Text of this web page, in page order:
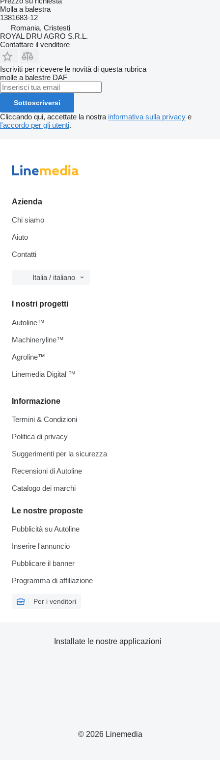
Molla a balestra
1381683-12
Romania, Cristesti
ROYAL DRU AGRO S.R.L.
Contattare il venditore
Iscriviti per ricevere le novità di questa rubrica
molle a balestre DAF
Sottoscriversi
Cliccando qui, accettate la nostra informativa sulla privacy e
l'accordo per gli utenti.
Azienda
Chi siamo
Aiuto
Contatti
Italia / italiano
Informazione
Termini & Condizioni
Politica di privacy
Suggerimenti per la sicurezza
Recensioni di Autoline
Catalogo dei marchi
Le nostre proposte
Pubblicità su Autoline
Inserire l'annuncio
Pubblicare il banner
Programma di affiliazione
Per i venditori
I nostri progetti
Autoline™
Machineryline™
Agroline™
Linemedia Digital ™
© 2026 Linemedia
Installate le nostre applicazioni